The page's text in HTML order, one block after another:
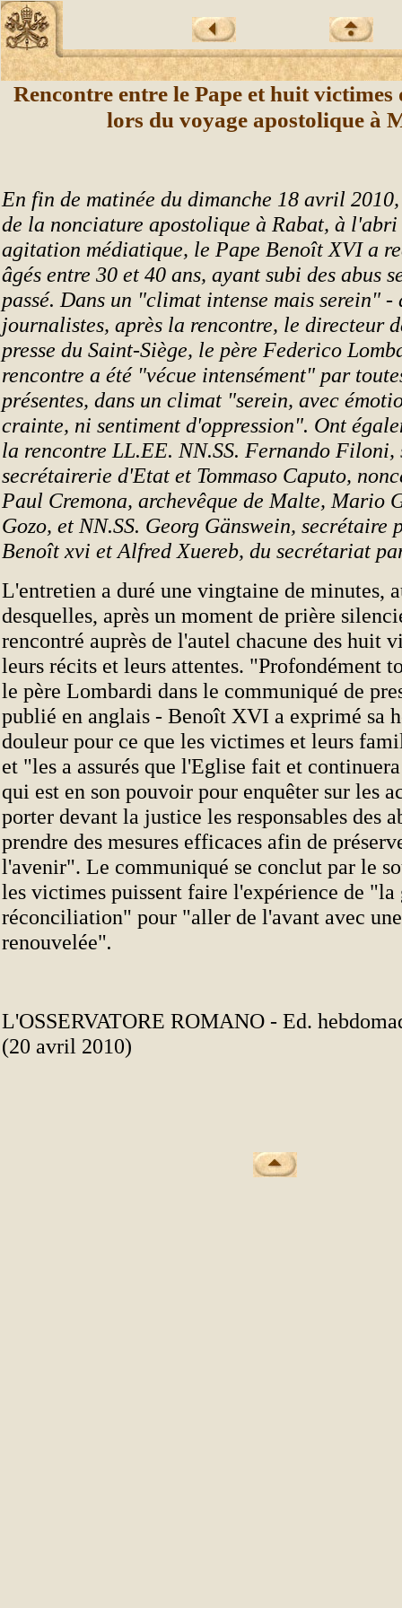
Rencontre entre le Pape et huit victimes
lors du voyage apostolique à
En fin de matinée du dimanche 18 avril
de la nonciature apostolique à Rabat, à l'abri
agitation médiatique, le Pape Benoît XVI a
âgés entre 30 et 40 ans, ayant subi des abus
passé. Dans un "climat intense mais serein" -
journalistes, après la rencontre, le directeur
presse du Saint-Siège, le père Federico
rencontre a été "vécue intensément" par
présentes, dans un climat "serein, avec
crainte, ni sentiment d'oppression". Ont
la rencontre LL.EE. NN.SS. Fernando Filoni,
secrétairerie d'Etat et Tommaso Caputo,
Paul Cremona, archevêque de Malte, Mario
Gozo, et NN.SS. Georg Gänswein,
Benoît xvi et Alfred Xuereb, du secrétariat
L'entretien a duré une vingtaine de minutes,
desquelles, après un moment de prière
rencontré auprès de l'autel chacune des huit
leurs récits et leurs attentes. "Profondément
le père Lombardi dans le communiqué de
publié en anglais - Benoît XVI a exprimé sa
douleur pour ce que les victimes et leurs
et "les a assurés que l'Eglise fait et
qui est en son pouvoir pour enquêter sur les
porter devant la justice les responsables des
prendre des mesures efficaces afin de
l'avenir". Le communiqué se conclut par le
les victimes puissent faire l'expérience de "la
réconciliation" pour "aller de l'avant avec une
renouvelée".
L'OSSERVATORE ROMANO - Ed.
(20 avril 2010)